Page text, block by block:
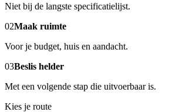
Niet bij de langste specificatielijst.
02Maak ruimte
Voor je budget, huis en aandacht.
03Beslis helder
Met een volgende stap die uitvoerbaar is.
Kies je route